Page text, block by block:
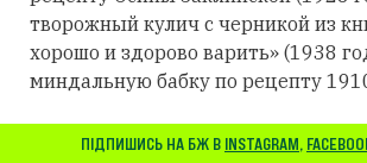
творожный кулич с черникой из
хорошо и здорово варить» (1938
миндальную бабку по рецепту
ПІДПИШИСЬ НА БЖ В INSTAGRAM,